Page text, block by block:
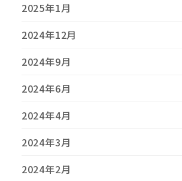
2025年1月
2024年12月
2024年9月
2024年6月
2024年4月
2024年3月
2024年2月